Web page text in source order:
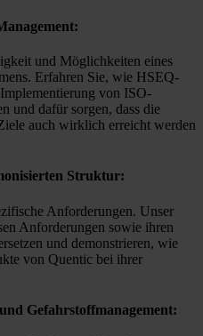
und Möglichkeiten eines
Erfahren Sie, wie HSEQ-
von ISO-
und dafür sorgen, dass die
auch wirklich erreicht werden
Struktur:
Anforderungen. Unser
Anforderungen sowie ihren
und demonstrieren, wie
von Quentic bei ihrer
Gefahrstoffmanagement: